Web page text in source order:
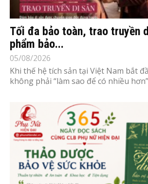
Tối đa bảo toàn, trao truyền
phẩm bảo...
05/08/2026
Khi thế hệ tích sản tại Việt Nam bắt
không phải “làm sao để có nhiều hơn”